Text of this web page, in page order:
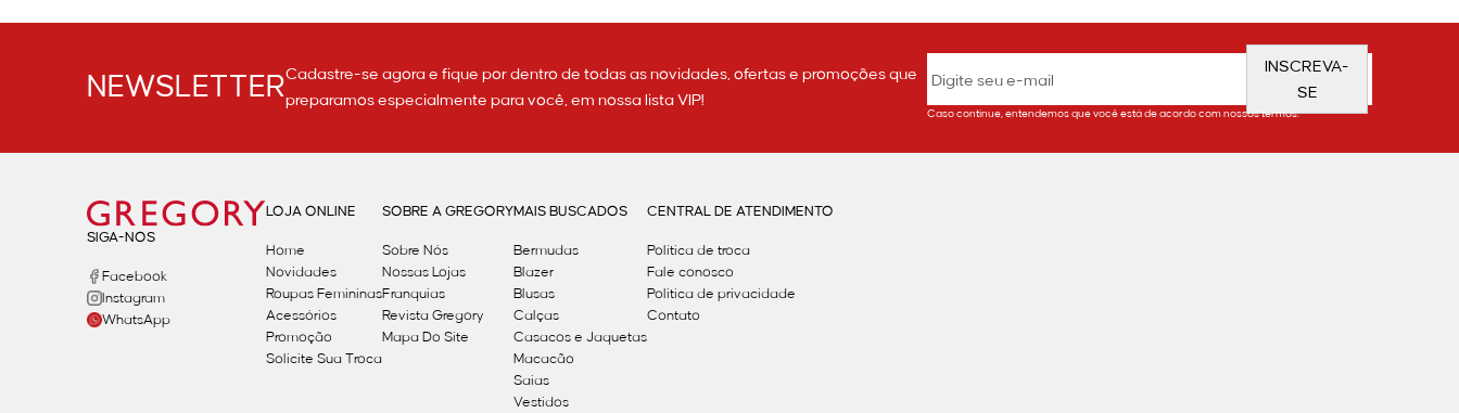
NEWSLETTERCadastre-se agora e fique por dentro de todas as novidades, ofertas e promoções que
preparamos especialmente para você, em nossa lista VIP!
INSCREVA-
SE
Caso continue, entendemos que você está de acordo com nossos termos.
SIGA-NOS
Facebook
Instagram
WhatsApp
LOJA ONLINE
Home
Novidades
Roupas Femininas
Acessórios
Promoção
Solicite Sua Troca
SOBRE A GREGORY
Sobre Nós
Nossas Lojas
Franquias
Revista Gregory
Mapa Do Site
MAIS BUSCADOS
Bermudas
Blazer
Blusas
Calças
Casacos e Jaquetas
Macacão
Saias
Vestidos
CENTRAL DE ATENDIMENTO
Política de troca
Fale conosco
Politica de privacidade
Contato